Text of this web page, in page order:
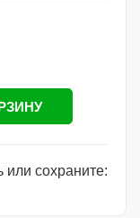
или сохраните: